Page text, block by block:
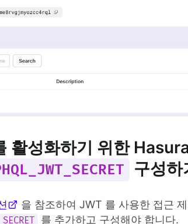
활성화하기 위한
구성하
을 참조하여 JWT 를 사용한 접근
를 추가하고 구성해야 합니다.